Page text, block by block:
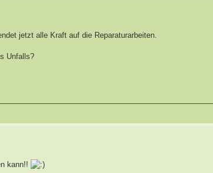
jetzt alle Kraft auf die Reparaturarbeiten.
Unfalls?
kann!!